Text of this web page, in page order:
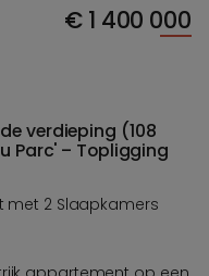
€1 400 000
verdieping (108
Parc' – Topligging
met 2 Slaapkamers